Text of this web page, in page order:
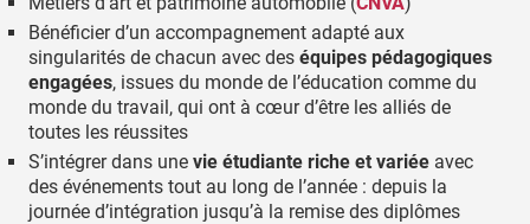
Bénéficier d’un accompagnement adapté aux
singularités de chacun avec des équipes pédagogiques
engagées, issues du monde de l’éducation comme du
monde du travail, qui ont à cœur d’être les alliés de
toutes les réussites
S’intégrer dans une vie étudiante riche et variée avec
des événements tout au long de l’année : depuis la
journée d’intégration jusqu’à la remise des diplômes